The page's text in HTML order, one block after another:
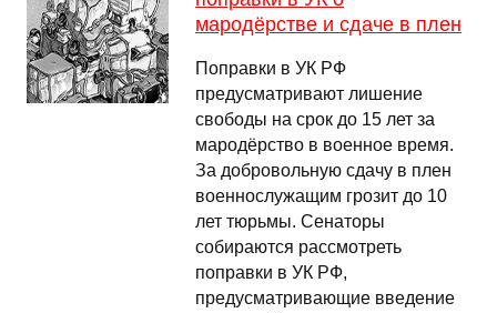
мародёрстве и сдаче в плен
Поправки в УК РФ
предусматривают лишение
свободы на срок до 15 лет за
мародёрство в военное время.
За добровольную сдачу в плен
военнослужащим грозит до 10
лет тюрьмы. Сенаторы
собираются рассмотреть
поправки в УК РФ,
предусматривающие введение